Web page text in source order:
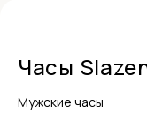
Часы
Мужские часы